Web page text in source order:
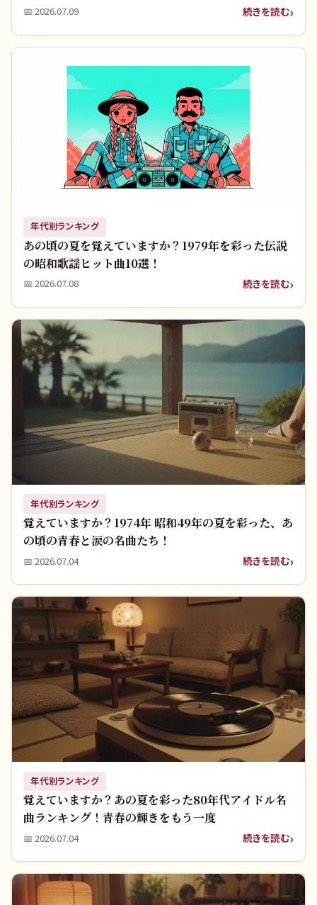
📅 2026.07.09 続きを読む
年代別ランキング
あの頃の夏を覚えていますか？1979年を彩った伝説
の昭和歌謡ヒット曲10選！
📅 2026.07.08 続きを読む
年代別ランキング
覚えていますか？1974年 昭和49年の夏を彩った、あ
の頃の青春と涙の名曲たち！
📅 2026.07.04 続きを読む
年代別ランキング
覚えていますか？あの夏を彩った80年代アイドル名
曲ランキング！青春の輝きをもう一度
📅 2026.07.04 続きを読む